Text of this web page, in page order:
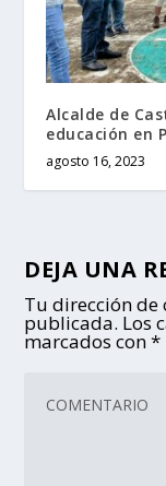
Alcalde de
educación en
agosto 16, 2023
DEJA UNA
Tu dirección de
publicada. Los
marcados con*